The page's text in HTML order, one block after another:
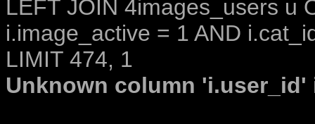
LEFT JOIN 4images_users u
i.image_active = 1 AND
LIMIT 474, 1
Unknown column